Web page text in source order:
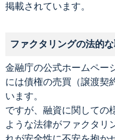
掲載されています。
ファクタリングの法的
金融庁の公式ホームペー
には債権の売買（譲渡契
います。
ですが、融資に関しての
ような法律がファクタリ